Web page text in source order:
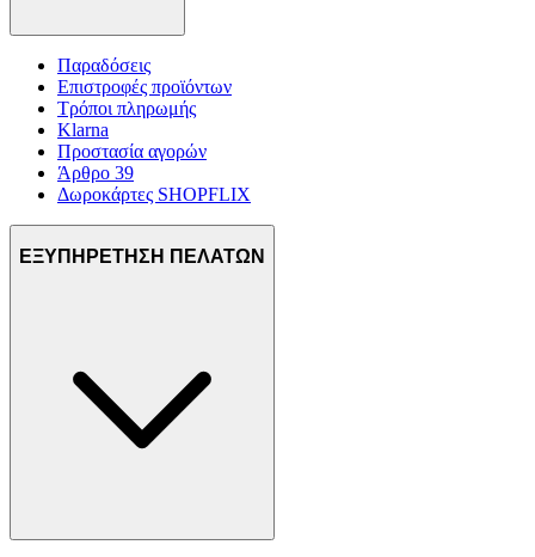
Παραδόσεις
Επιστροφές προϊόντων
Τρόποι πληρωμής
Klarna
Προστασία αγορών
Άρθρο 39
Δωροκάρτες SHOPFLIX
ΕΞΥΠΗΡΕΤΗΣΗ ΠΕΛΑΤΩΝ